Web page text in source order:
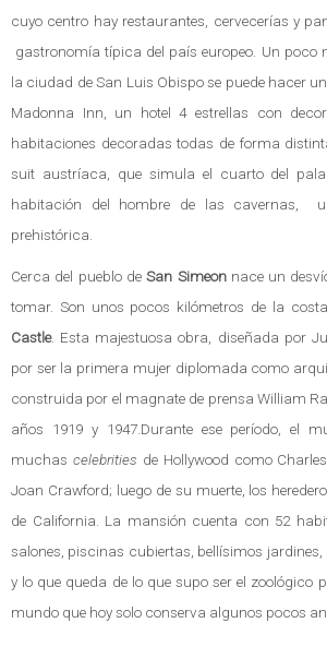
cuyo centro hay restaurantes, cervecerías y
gastronomía típica del país europeo. Un poco
la ciudad de San Luis Obispo se puede hacer
Madonna Inn, un hotel 4 estrellas con
habitaciones decoradas todas de forma
suit austríaca, que simula el cuarto del
habitación del hombre de las cavernas,
prehistórica.
Cerca del pueblo deSan Simeonnace un
tomar. Son unos pocos kilómetros de la
Castle. Esta majestuosa obra, diseñada por
por ser la primera mujer diplomada como
construida por el magnate de prensa William
años 1919 y 1947.Durante ese período, el
muchas celebrities de Hollywood como
Joan Crawford; luego de su muerte, los
de California. La mansión cuenta con 52
salones, piscinas cubiertas, bellísimos jardines,
y lo que queda de lo que supo ser el zoológico
mundo que hoy solo conserva algunos pocos